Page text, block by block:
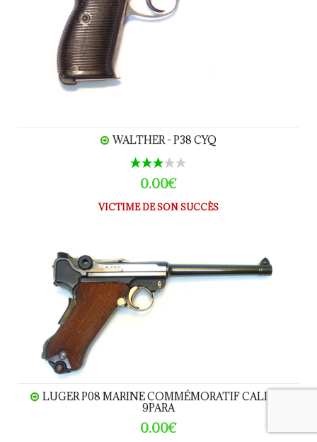
WALTHER - P38 CYQ
0.00€
VICTIME DE SON SUCCÈS
LUGER P08 Marine commémoratif calibre 9Para
LUGER P08 MARINE COMMÉMORATIF CALIBRE
9PARA
0.00€